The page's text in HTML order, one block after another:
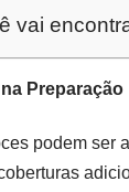
vai
Preparação
podem ser